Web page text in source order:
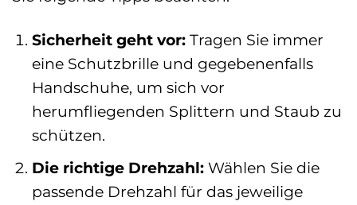
Sicherheit geht vor:Tragen Sie immer
eine Schutzbrille und gegebenenfalls
Handschuhe, um sich vor
herumfliegenden Splittern und Staub zu
schützen.
Die richtige Drehzahl:Wählen Sie die
passende Drehzahl für das jeweilige